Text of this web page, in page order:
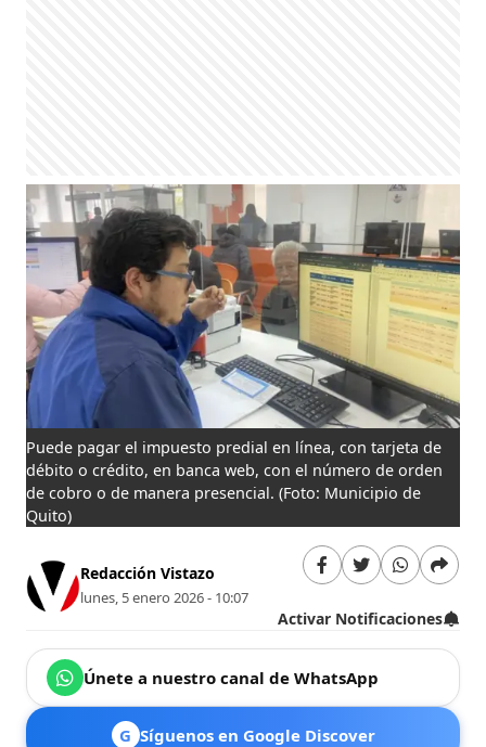
Puede pagar el impuesto predial en línea, con tarjeta de
débito o crédito, en banca web, con el número de orden
de cobro o de manera presencial. (Foto: Municipio de
Quito)
Redacción Vistazo
lunes, 5 enero 2026 - 10:07
Activar Notificaciones
Únete a nuestro canal de WhatsApp
G Síguenos en Google Discover